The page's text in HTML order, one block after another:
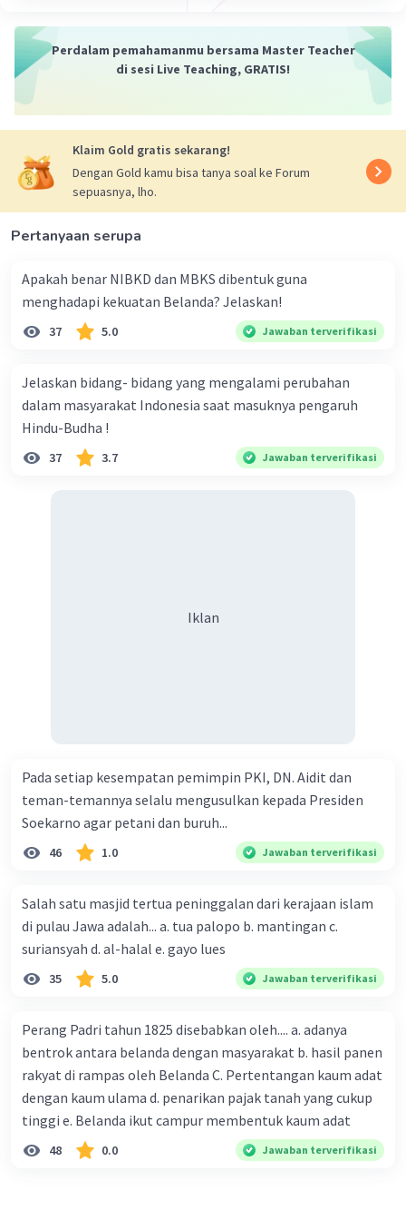
Perdalam pemahamanmu bersama Master Teacher
di sesi Live Teaching, GRATIS!
Klaim Gold gratis sekarang!
Dengan Gold kamu bisa tanya soal ke Forum
sepuasnya, lho.
Pertanyaan serupa
Apakah benar NIBKD dan MBKS dibentuk guna
menghadapi kekuatan Belanda? Jelaskan!
37 5.0 Jawaban terverifikasi
Jelaskan bidang- bidang yang mengalami perubahan
dalam masyarakat Indonesia saat masuknya pengaruh
Hindu-Budha !
37 3.7 Jawaban terverifikasi
Iklan
Pada setiap kesempatan pemimpin PKI, DN. Aidit dan
teman-temannya selalu mengusulkan kepada Presiden
Soekarno agar petani dan buruh...
46 1.0 Jawaban terverifikasi
Salah satu masjid tertua peninggalan dari kerajaan islam
di pulau Jawa adalah... a. tua palopo b. mantingan c.
suriansyah d. al-halal e. gayo lues
35 5.0 Jawaban terverifikasi
Perang Padri tahun 1825 disebabkan oleh.... a. adanya
bentrok antara belanda dengan masyarakat b. hasil panen
rakyat di rampas oleh Belanda C. Pertentangan kaum adat
dengan kaum ulama d. penarikan pajak tanah yang cukup
tinggi e. Belanda ikut campur membentuk kaum adat
48 0.0 Jawaban terverifikasi